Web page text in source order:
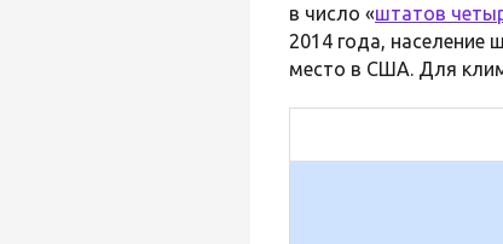
в число «штатов
2014 года, население
место в США. Для